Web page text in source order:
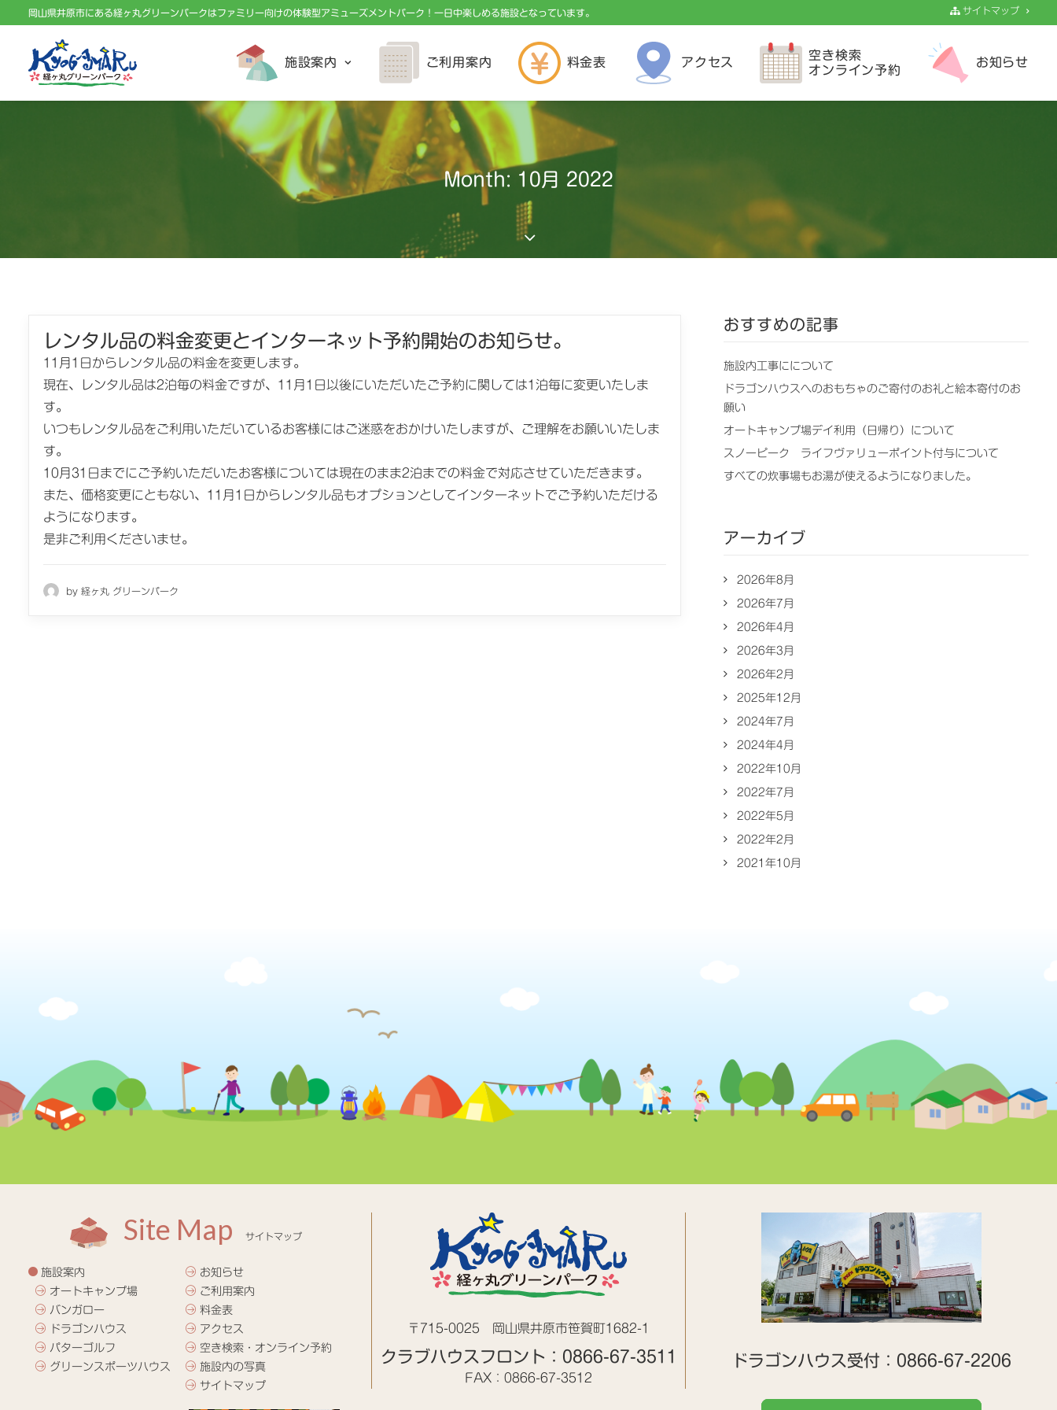
岡山県井原市にある経ヶ丸グリーンパークはファミリー向けの体験型アミューズメントパーク！一日中楽しめる施設となっています。 サイトマップ
施設案内 ご利用案内 料金表 アクセス
空き検索
オンライン予約
お知らせ
Month: 10月 2022
レンタル品の料金変更とインターネット予約開始のお知らせ。
11月1日からレンタル品の料金を変更します。
現在、レンタル品は2泊毎の料金ですが、11月1日以後にいただいたご予約に関しては1泊毎に変更いたしま
す。
いつもレンタル品をご利用いただいているお客様にはご迷惑をおかけいたしますが、ご理解をお願いいたしま
す。
10月31日までにご予約いただいたお客様については現在のまま2泊までの料金で対応させていただきます。
また、価格変更にともない、11月1日からレンタル品もオプションとしてインターネットでご予約いただける
ようになります。
是非ご利用くださいませ。
by 経ヶ丸 グリーンパーク
おすすめの記事
施設内工事にについて
ドラゴンハウスへのおもちゃのご寄付のお礼と絵本寄付のお
願い
オートキャンプ場デイ利用（日帰り）について
スノーピーク ライフヴァリューポイント付与について
すべての炊事場もお湯が使えるようになりました。
アーカイブ
2026年8月
2026年7月
2026年4月
2026年3月
2026年2月
2025年12月
2024年7月
2024年4月
2022年10月
2022年7月
2022年5月
2022年2月
2021年10月
Site Map サイトマップ
施設案内
オートキャンプ場
バンガロー
ドラゴンハウス
パターゴルフ
グリーンスポーツハウス
お知らせ
ご利用案内
料金表
アクセス
空き検索・オンライン予約
施設内の写真
サイトマップ
〒715-0025 岡山県井原市笹賀町1682-1
クラブハウスフロント： 0866-67-3511
FAX：0866-67-3512
ドラゴンハウス受付： 0866-67-2206